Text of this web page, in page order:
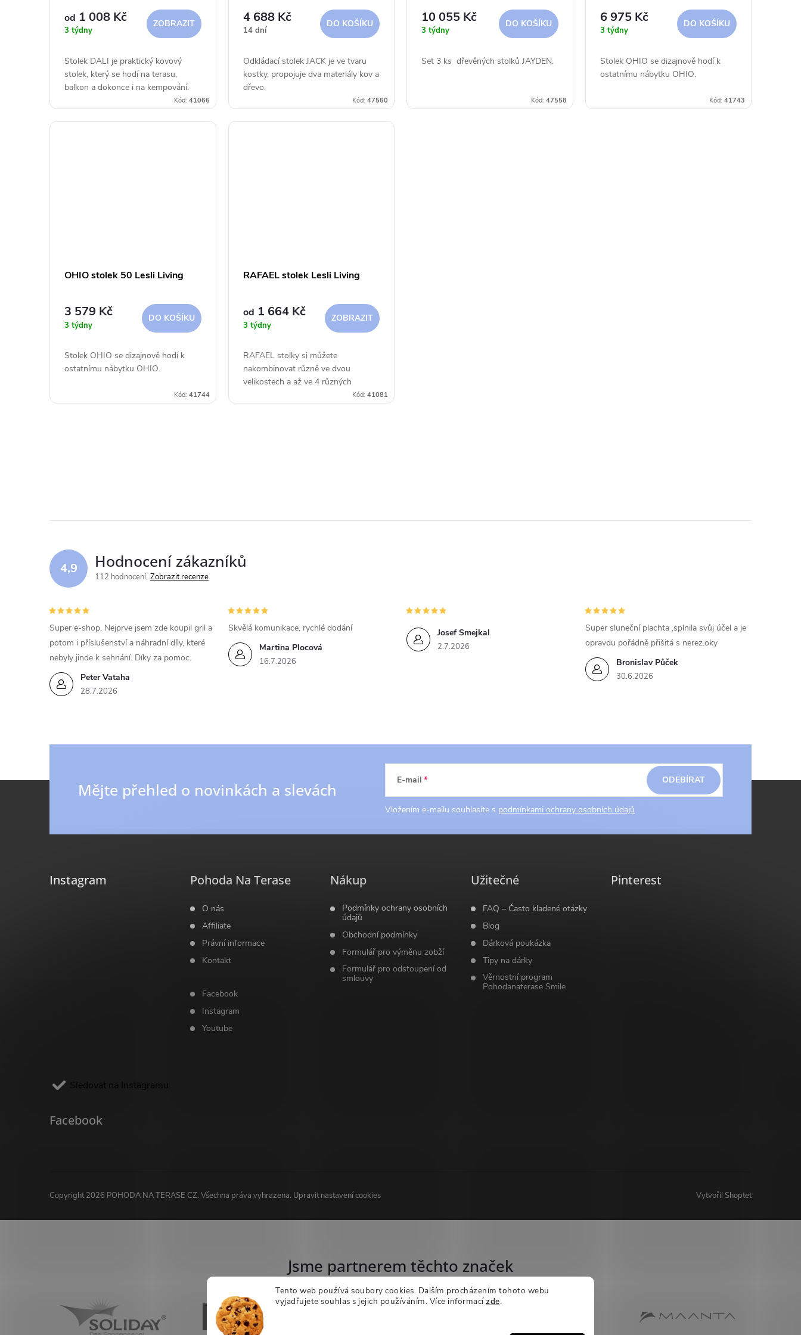
Tento web používá soubory cookies. Dalším procházením tohoto webu
vyjadřujete souhlas s jejich používáním. Více informacízde.
ů
u
od 1 008 Kč
3 týdny
ZOBRAZIT
Stolek DALI je praktický kovový
stolek, který se hodí na terasu,
balkon a dokonce i na kempování.
Kód: 41066
4 688 Kč
14 dní
DO KOŠÍKU
Odkládací stolek JACK je ve tvaru
kostky, propojuje dva materiály kov a
dřevo.
Kód: 47560
10 055 Kč
3 týdny
DO KOŠÍKU
Set 3 ks dřevěných stolků JAYDEN.
Kód: 47558
6 975 Kč
3 týdny
DO KOŠÍKU
Stolek OHIO se dizajnově hodí k
ostatnímu nábytku OHIO.
Kód: 41743
OHIO stolek 50 Lesli Living
3 579 Kč
3 týdny
DO KOŠÍKU
Stolek OHIO se dizajnově hodí k
ostatnímu nábytku OHIO.
Kód: 41744
RAFAEL stolek Lesli Living
od 1 664 Kč
3 týdny
ZOBRAZIT
RAFAEL stolky si můžete
nakombinovat různě ve dvou
velikostech a až ve 4 různých
barvách. Staňte se dizajnérem vaši
Kód: 41081
d
a
c
í
p
r
v
y
i
u
4,9 Hodnocení zákazníků
112 hodnocení Zobrazit recenze
Peter Vataha
28.7.2026
Super e-shop. Nejprve jsem zde koupil gril a
potom i příslušenství a náhradní díly, které
nebyly jinde k sehnání. Díky za pomoc.
Martina Plocová
16.7.2026
Skvělá komunikace, rychlé dodání Josef Smejkal
2.7.2026
Bronislav Půček
30.6.2026
Super sluneční plachta ,splnila svůj účel a je
opravdu pořádně přišitá s nerez.oky
Mějte přehled o novinkách a slevách E-mail
Vložením e-mailu souhlasíte s podmínkami ochrany osobních údajů
ODEBÍRAT
Instagram
Sledovat na Instagramu
Pohoda Na Terase
O nás
Affiliate
Právní informace
Kontakt
Facebook
Instagram
Youtube
Nákup
Podmínky ochrany osobních
údajů
Obchodní podmínky
Formulář pro výměnu zobží
Formulář pro odstoupení od
smlouvy
Užitečné
FAQ – Často kladené otázky
Blog
Dárková poukázka
Tipy na dárky
Věrnostní program
Pohodanaterase Smile
Pinterest
Facebook
Vytvořil Shoptet
Copyright 2026 POHODA NA TERASE CZ. Všechna práva vyhrazena. Upravit nastavení cookies
Jsme partnerem těchto značek